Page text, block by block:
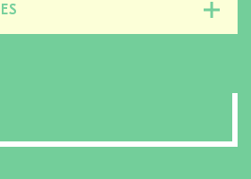
Bereich